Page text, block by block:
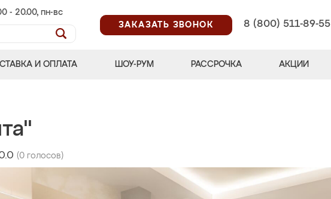
- 20.00, пн-вс
ЗАКАЗАТЬ ЗВОНОК
8 (800) 511-89-55
И ОПЛАТА ШОУ-РУМ РАССРОЧКА АКЦИИ
(0 голосов)